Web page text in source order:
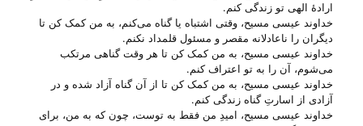
ارادهٔ الهی تو زندگی کنم.
خداوند عیسی مسیح، وقتی اشتباه یا گناه می‌‌کنم، به من کمک کن تا
دیگران را ناعادلانه مقصر و مسئول قلمداد نکنم.
خداوند عیسی مسیح، به من کمک کن تا هر وقت گناهی مرتکب
می‌‌شوم، آن را به تو اعتراف کنم.
خداوند عیسی مسیح، به من کمک کن تا از آن گناه آزاد شده و در
آزادی از اسارتِ گناه زندگی کنم.
خداوند عیسی مسیح، امیدِ من فقط به توست، چون که به من، برای